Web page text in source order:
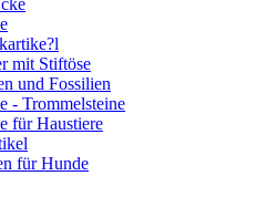
mit Stiftöse
und Fossilien
- Trommelsteine
für Haustiere
für Hunde